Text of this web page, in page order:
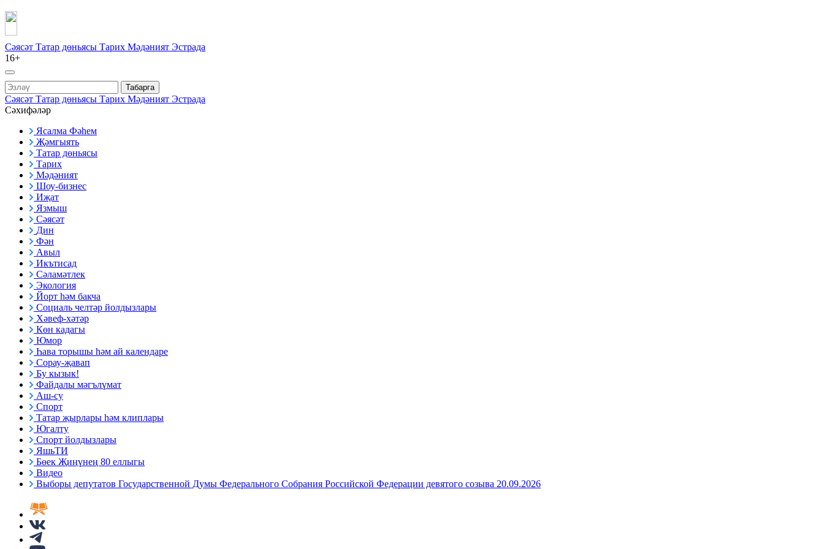
Сәясәт Татар дөньясы Тарих Мәдәният Эстрада
16+
Табарга
Сәясәт Татар дөньясы Тарих Мәдәният Эстрада
Сәхифәләр
Ясалма Фәһем
Җәмгыять
Татар дөньясы
Тарих
Мәдәният
Шоу-бизнес
Иҗат
Язмыш
Сәясәт
Дин
Фән
Авыл
Икътисад
Сәламәтлек
Экология
Йорт һәм бакча
Социаль челтәр йолдызлары
Хәвеф-хәтәр
Көн кадагы
Юмор
Һава торышы һәм ай календаре
Сорау-җавап
Бу кызык!
Файдалы мәгълүмат
Аш-су
Спорт
Татар җырлары һәм клиплары
Югалту
Спорт йолдызлары
ЯшьТИ
Бөек Җиңүнең 80 еллыгы
Видео
Выборы депутатов Государственной Думы Федерального Собрания Российской Федерации девятого созыва 20.09.2026